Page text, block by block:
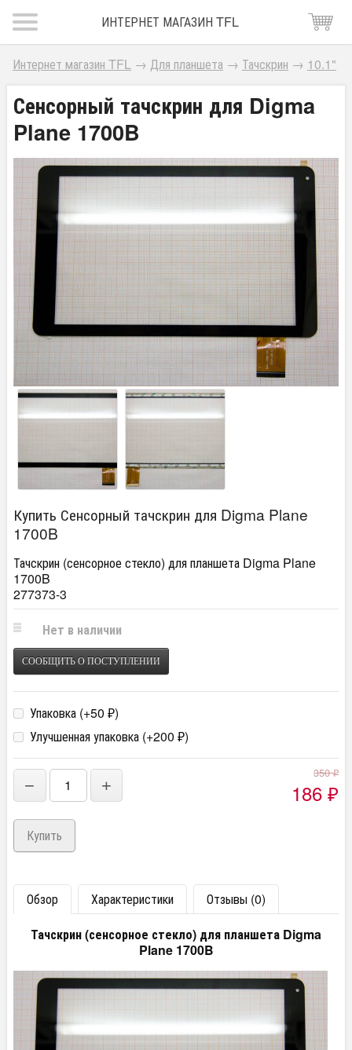
ИНТЕРНЕТ МАГАЗИН TFL
Интернет магазин TFL → Для планшета → Тачскрин → 10.1"
Сенсорный тачскрин для Digma
Plane 1700B
Купить Сенсорный тачскрин для Digma Plane
1700B
Тачскрин (сенсорное стекло) для планшета Digma Plane
1700B
277373-3
Нет в наличии
СООБЩИТЬ О ПОСТУПЛЕНИИ
Упаковка (+50 ₽)
Улучшенная упаковка (+200 ₽)
− +
350₽
186 ₽
Обзор Характеристики
Отзывы (0)
Тачскрин (сенсорное стекло) для планшета Digma
Plane 1700B